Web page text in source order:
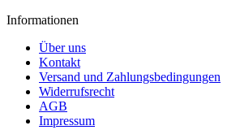
Informationen
Über uns
Kontakt
Versand und Zahlungsbedingungen
Widerrufsrecht
AGB
Impressum